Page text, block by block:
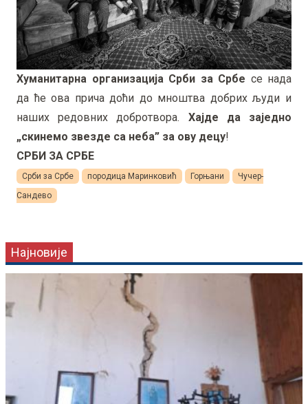
Хуманитарна организација Срби за Србе се нада
да ће ова прича доћи до мноштва добрих људи и
наших редовних добротвора. Хајде да заједно
„скинемо звезде са неба” за ову децу!
СРБИ ЗА СРБЕ
Срби за Србе породица Маринковић Горњани
Чучер-
Сандево
Најновије